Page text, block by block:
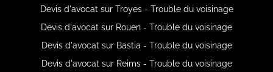
Devis d'avocat sur Troyes - Trouble du voisinage
Devis d'avocat sur Rouen - Trouble du voisinage
Devis d'avocat sur Bastia - Trouble du voisinage
Devis d'avocat sur Reims - Trouble du voisinage